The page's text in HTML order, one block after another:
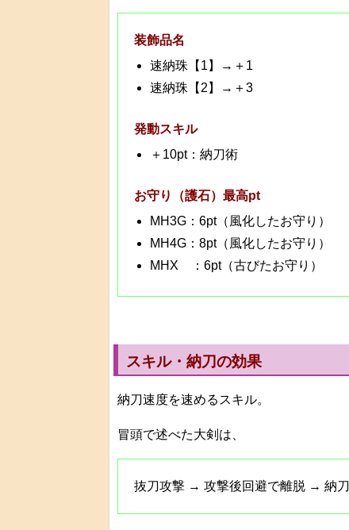
装飾品名
速納珠【1】→＋1
速納珠【2】→＋3
発動スキル
＋10pt：納刀術
お守り（護石）最高pt
MH3G：6pt（風化したお守り）
MH4G：8pt（風化したお守り）
MHX ：6pt（古びたお守り）
スキル・納刀の効果
納刀速度を速めるスキル。
冒頭で述べた大剣は、
抜刀攻撃 → 攻撃後回避で離脱 → 納刀